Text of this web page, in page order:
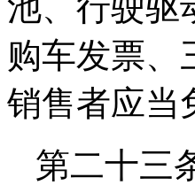
池、行驶驱
购车发票、
销售者应当
第二十三